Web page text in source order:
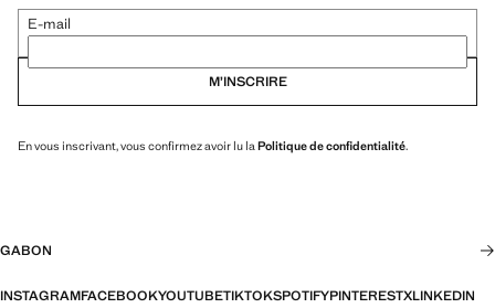
E-mail
M’INSCRIRE
En vous inscrivant, vous confirmez avoir lu la Politique de confidentialité.
GABON
INSTAGRAMFACEBOOKYOUTUBETIKTOKSPOTIFYPINTERESTXLINKEDIN